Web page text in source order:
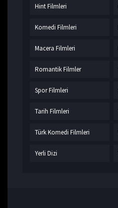
Hint Filmleri
Komedi Filmleri
Macera Filmleri
Romantik Filmler
Spor Filmleri
Tarih Filmleri
Türk Komedi Filmleri
Yerli Dizi